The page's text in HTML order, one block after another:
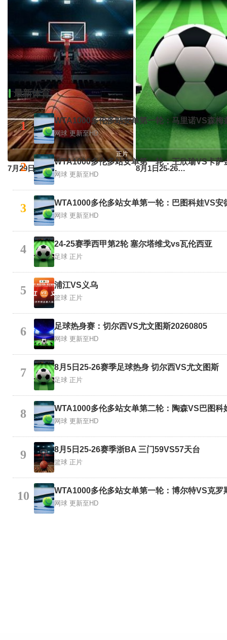
正片
7月29日25-26赛季全国女子篮球锦标赛 黑龙江队43VS106山东赤水河酒 8月1日25-26赛季中甲联赛 延边龙鼎VS南京城市
最新体育
1 WTA1000多伦多站女单第一轮：马里诺VS森梅
网球 更新至HD
2 WTA1000多伦多站女单第一轮：王欣瑜VS卡萨
网球 更新至HD
3 WTA1000多伦多站女单第一轮：巴图科娃VS安
网球 更新至HD
4 24-25赛季西甲第2轮 塞尔塔维戈vs瓦伦西亚
足球 正片
5 浦江VS义乌
篮球 正片
6 足球热身赛：切尔西VS尤文图斯20260805
网球 更新至HD
7 8月5日25-26赛季足球热身 切尔西VS尤文图斯
足球 正片
8 WTA1000多伦多站女单第二轮：陶森VS巴图科
网球 更新至HD
9 8月5日25-26赛季浙BA 三门59VS57天台
篮球 正片
10 WTA1000多伦多站女单第一轮：博尔特VS克罗
网球 更新至HD